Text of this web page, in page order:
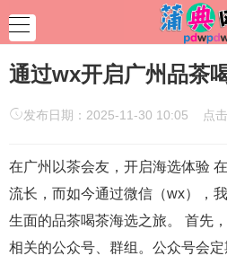
通过wx开启广州品茶
发布日期：2025-11-30 10:05 点
在广州以茶会友，开启海选体验
流长，而如今通过微信（wx），
生面的品茶喝茶海选之旅。 首先
相关的公众号、群组。公众号会